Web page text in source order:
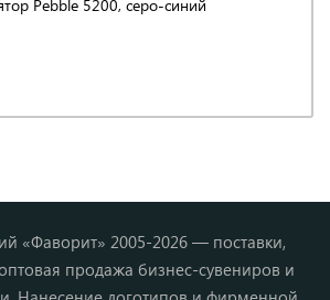
Pebble 5200, серо-синий
«Фаворит» 2005-2026 — поставки,
продажа бизнес-сувениров и